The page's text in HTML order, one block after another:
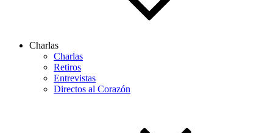
Charlas
Charlas
Retiros
Entrevistas
Directos al Corazón